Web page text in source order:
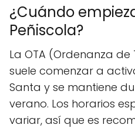
¿Cuándo
Peñiscola?
La OTA (Ordenanza
suele comenzar a
Santa y se mantiene
verano. Los horarios
variar, así que es